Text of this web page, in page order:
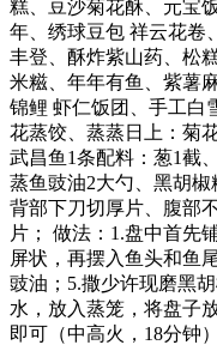
糕、豆沙菊花酥、元宝
年、绣球豆包 祥云花卷
丰登、酥炸紫山药、松
米糍、年年有鱼、紫薯
锦鲤 虾仁饭团、手工白
花蒸饺、蒸蒸日上：菊
武昌鱼1条配料：葱1截
蒸鱼豉油2大勺、黑胡
背部下刀切厚片、腹部
片； 做法：1.盘中首先
屏状，再摆入鱼头和鱼
豉油；5.撒少许现磨黑
水，放入蒸笼，将盘子
即可（中高火，18分钟